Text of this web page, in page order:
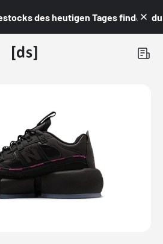
des heutigen Tages findest du